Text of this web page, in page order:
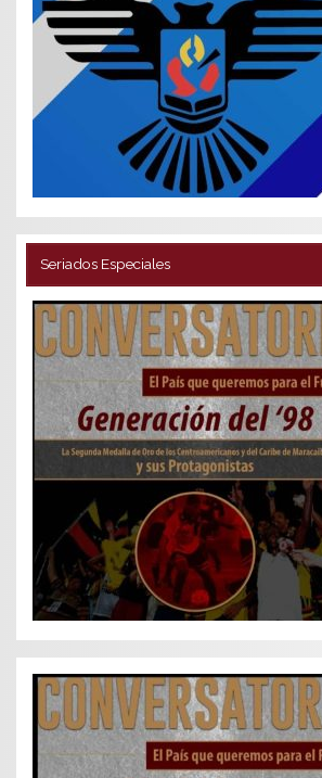
Seriados Especiales